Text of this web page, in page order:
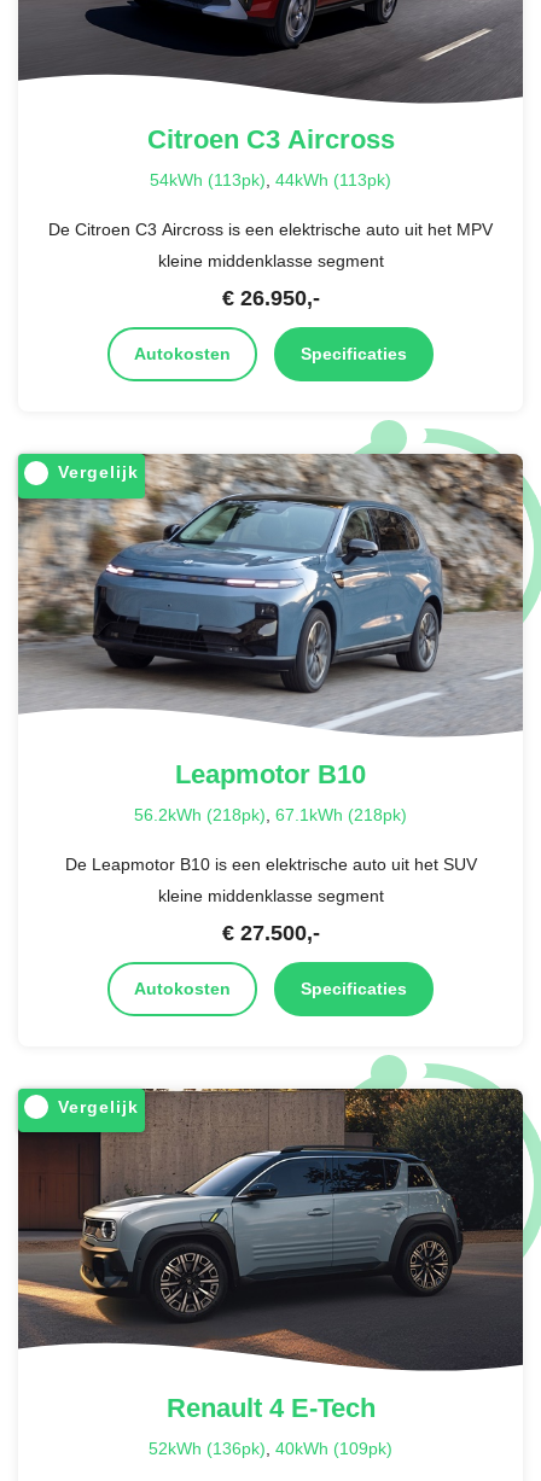
Citroen C3 Aircross
54kWh (113pk), 44kWh (113pk)
De Citroen C3 Aircross is een elektrische auto uit het MPV
kleine middenklasse segment
€ 26.950,-
Autokosten Specificaties
Vergelijk
Leapmotor B10
56.2kWh (218pk) 67.1kWh (218pk)
De Leapmotor B10 is een elektrische auto uit het SUV
kleine middenklasse segment
€ 27.500,-
Autokosten Specificaties
Vergelijk
Renault4 E-Tech
52kWh (136pk), 40kWh (109pk)